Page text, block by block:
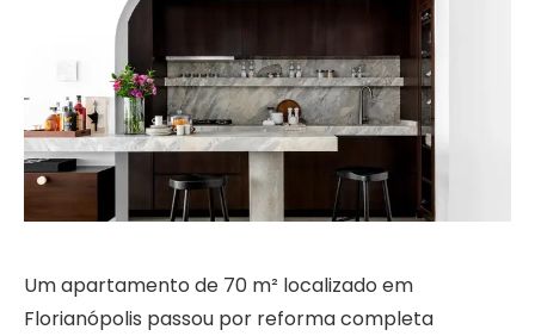
Um apartamento de 70 m² localizado em
Florianópolis passou por reforma completa